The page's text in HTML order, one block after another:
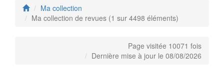
Ma collection
Ma collection de revues (1 sur 4498 éléments)
Page visitée 10071 fois
Dernière mise à jour le 08/08/2026